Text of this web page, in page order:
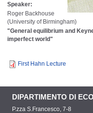
Speaker:
Roger Backhouse
(University of Birmingham)
"General equilibrium and
imperfect world"
First Hahn Lecture
DIPARTIMENTO DI
P.zza S.Francesco, 7-8